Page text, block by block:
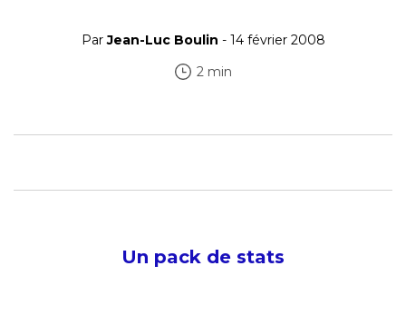
ParJean-Luc Boulin - 14 février 2008
2 min
Un pack de stats